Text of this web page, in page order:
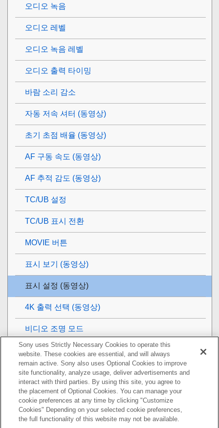
오디오 녹음
오디오 레벨
오디오 녹음 레벨
오디오 출력 타이밍
바람 소리 감소
자동 저속 셔터 (동영상)
초기 초점 배율 (동영상)
AF 구동 속도 (동영상)
AF 추적 감도 (동영상)
TC/UB 설정
TC/UB 표시 전환
MOVIE 버튼
표시 보기 (동영상)
표시 설정 (동영상)
4K 출력 선택 (동영상)
비디오 조명 모드
보기
카메라의 사용자 설정
네트워크 기능 사용하기
컴퓨터 사용하기
Sony uses Strictly Necessary Cookies to operate this
website. These cookies are essential, and will always
remain active. Sony also uses Optional Cookies to improve
site functionality, analyze usage, deliver advertisements and
interact with third parties. By using this site, you agree to
the placement of Optional Cookies. You can manage your
cookie preferences at any time by clicking "Customize
Cookies" Depending on your selected cookie preferences,
the full functionality of this website may not be available.